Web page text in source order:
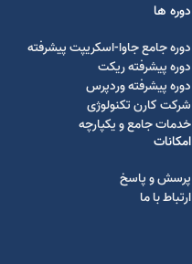
دوره ها
دوره جامع جاوا-اسکریپت پیشرفته
دوره پیشرفته ریکت
دوره پیشرفته وردپرس
شرکت کارن تکنولوژی
خدمات جامع و یکپارچه
امکانات
پرسش و پاسخ
ارتباط با ما